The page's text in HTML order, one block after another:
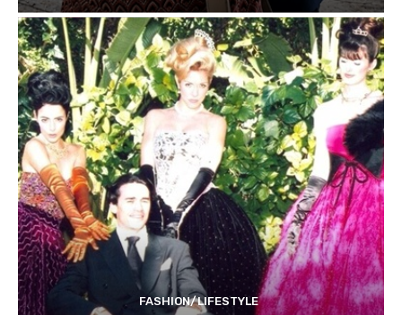
FASHION/LIFESTYLE